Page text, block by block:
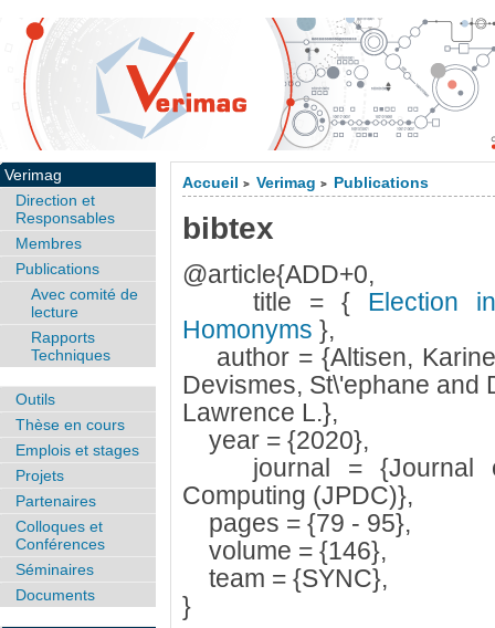
Accueil > Verimag > Publications
bibtex
@article{ADD+0,
title = { Election
Homonyms },
author = {Altisen,
Devismes, St\'ephane and
Lawrence L.},
year = {2020},
journal = {Journal of
Computing (JPDC)},
pages = {79 - 95},
volume = {146},
team = {SYNC},
}
Verimag
Direction et
Responsables
Membres
Publications
Avec comité de
lecture
Rapports
Techniques
Outils
Thèse en cours
Emplois et stages
Projets
Partenaires
Colloques et
Conférences
Séminaires
Documents